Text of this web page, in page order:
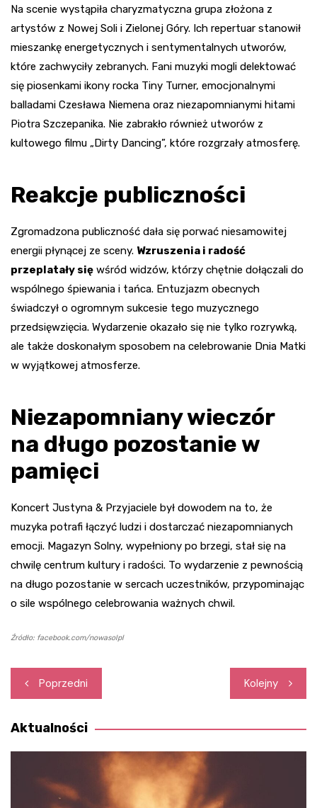
Na scenie wystąpiła charyzmatyczna grupa złożona z
artystów z Nowej Soli i Zielonej Góry. Ich repertuar stanowił
mieszankę energetycznych i sentymentalnych utworów,
które zachwyciły zebranych. Fani muzyki mogli delektować
się piosenkami ikony rocka Tiny Turner, emocjonalnymi
balladami Czesława Niemena oraz niezapomnianymi hitami
Piotra Szczepanika. Nie zabrakło również utworów z
kultowego filmu „Dirty Dancing”, które rozgrzały atmosferę.
Reakcje publiczności
Zgromadzona publiczność dała się porwać niesamowitej
energii płynącej ze sceny. Wzruszenia i radość
przeplatały się wśród widzów, którzy chętnie dołączali do
wspólnego śpiewania i tańca. Entuzjazm obecnych
świadczył o ogromnym sukcesie tego muzycznego
przedsięwzięcia. Wydarzenie okazało się nie tylko rozrywką,
ale także doskonałym sposobem na celebrowanie Dnia Matki
w wyjątkowej atmosferze.
Niezapomniany wieczór
na długo pozostanie w
pamięci
Koncert Justyna & Przyjaciele był dowodem na to, że
muzyka potrafi łączyć ludzi i dostarczać niezapomnianych
emocji. Magazyn Solny, wypełniony po brzegi, stał się na
chwilę centrum kultury i radości. To wydarzenie z pewnością
na długo pozostanie w sercach uczestników, przypominając
o sile wspólnego celebrowania ważnych chwil.
Źródło: facebook.com/nowasolpl
Nawigacja
wpisu
Poprzedni Kolejny
Aktualności